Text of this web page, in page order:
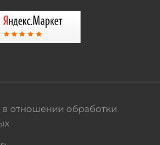
отношении обработки